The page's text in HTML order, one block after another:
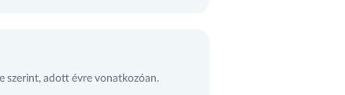
szerint, adott évre vonatkozóan.